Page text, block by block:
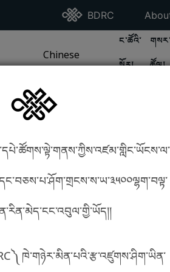
Go To BDRC
BDRC Go
TRADITION
GO TOCHINESE TRADITION
Chinese
GO TO
ང་ཚོའི་
སྐོར།
GO
ཚོལ།
ཁེ་གཉེར་མིན་པའི་རྩ་འཛུགས་ཤིག་ཡིན་
How to find things?